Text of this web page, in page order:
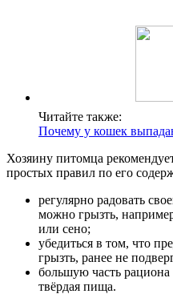
Читайте также:
Почему у кошек
Хозяину питомца
простых правил по его
регулярно радовать
можно грызть,
или сено;
убедиться в том, что
грызть, ранее не
большую часть рациона
твёрдая пища.